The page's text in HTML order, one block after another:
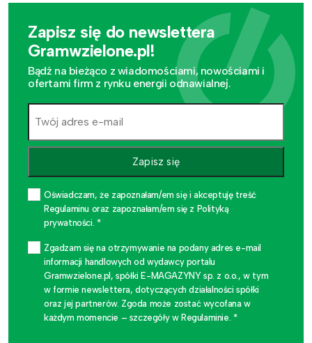
Zapisz się do newslettera
Gramwzielone.pl!
Bądź na bieżąco z wiadomościami, nowościami i
ofertami firm z rynku energii odnawialnej.
Zapisz się
Oświadczam, że zapoznałam/em się i akceptuję treść
Regulaminu oraz zapoznałam/em się z Polityką
prywatności. *
Zgadzam się na otrzymywanie na podany adres e-mail
informacji handlowych od wydawcy portalu
Gramwzielone.pl, spółki E-MAGAZYNY sp. z o.o., w tym
w formie newslettera, dotyczących działalności spółki
oraz jej partnerów. Zgoda może zostać wycofana w
każdym momencie – szczegóły w Regulaminie. *